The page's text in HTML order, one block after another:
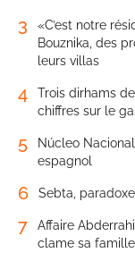
3
«C’est notre
Bouznika, des
leurs villas
4
Trois dirhams
chiffres sur le
5
Núcleo
espagnol
6 Sebta,
7
Affaire
clame sa